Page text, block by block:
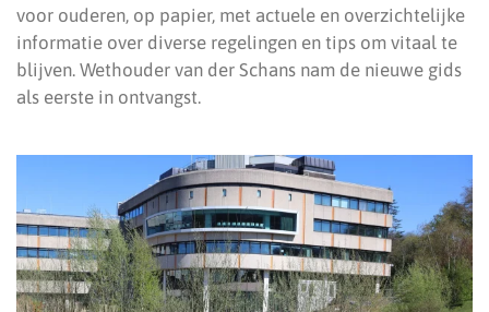
voor ouderen, op papier, met actuele en overzichtelijke
informatie over diverse regelingen en tips om vitaal te
blijven. Wethouder van der Schans nam de nieuwe gids
als eerste in ontvangst.